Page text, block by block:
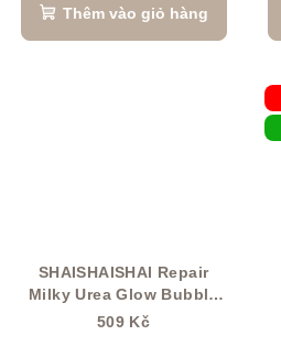
Thêm vào giỏ hàng
SHAISHAISHAI Repair
Milky Urea Glow Bubble
Serum 110 ml
509 Kč